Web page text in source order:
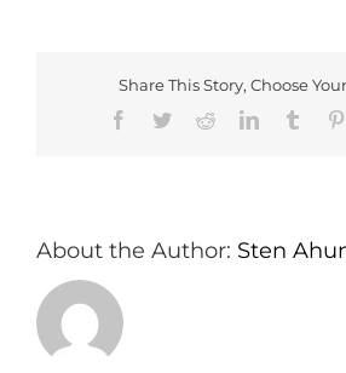
Share This Story, Choose
Facebook
TwitterRedditLinkedInTumblr
About the Author: Sten